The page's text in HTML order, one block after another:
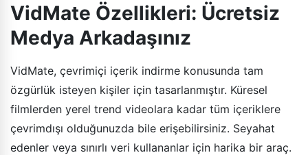
VidMate Özellikleri: Ücretsiz
Medya Arkadaşınız
VidMate, çevrimiçi içerik indirme konusunda tam
özgürlük isteyen kişiler için tasarlanmıştır. Küresel
filmlerden yerel trend videolara kadar tüm içeriklere
çevrimdışı olduğunuzda bile erişebilirsiniz. Seyahat
edenler veya sınırlı veri kullananlar için harika bir araç.